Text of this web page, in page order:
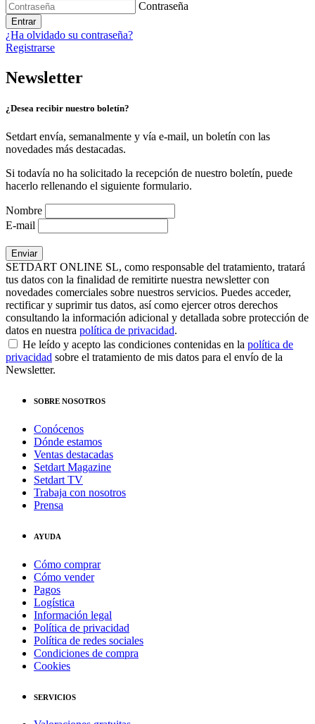
Contraseña
Entrar
¿Ha olvidado su contraseña?
Registrarse
Newsletter
¿Desea recibir nuestro boletín?
Setdart envía, semanalmente y vía e-mail, un boletín con las
novedades más destacadas.
Si todavía no ha solicitado la recepción de nuestro boletín, puede
hacerlo rellenando el siguiente formulario.
Nombre
E-mail
SETDART ONLINE SL, como responsable del tratamiento, tratará
tus datos con la finalidad de remitirte nuestra newsletter con
novedades comerciales sobre nuestros servicios. Puedes acceder,
rectificar y suprimir tus datos, así como ejercer otros derechos
consultando la información adicional y detallada sobre protección de
datos en nuestra política de privacidad.
He leído y acepto las condiciones contenidas en la política de
privacidad sobre el tratamiento de mis datos para el envío de la
Newsletter.
SOBRE NOSOTROS
Conócenos
Dónde estamos
Ventas destacadas
Setdart Magazine
Setdart TV
Trabaja con nosotros
Prensa
AYUDA
Cómo comprar
Cómo vender
Pagos
Logística
Información legal
Política de privacidad
Política de redes sociales
Condiciones de compra
Cookies
SERVICIOS